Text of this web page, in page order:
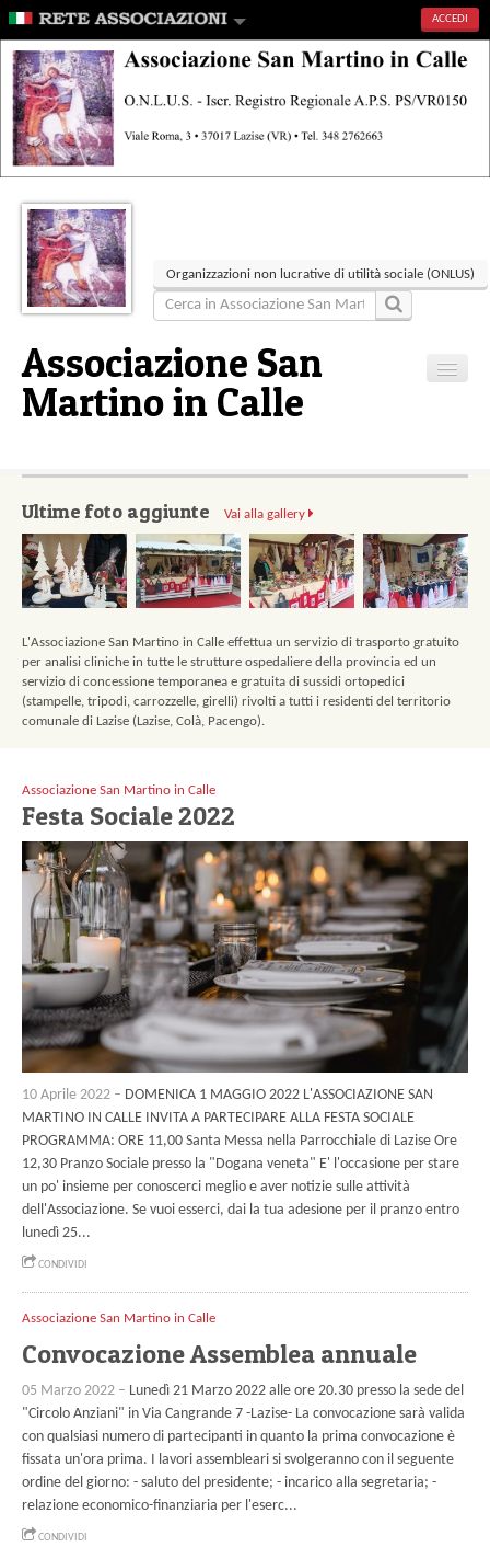
ACCEDI
Organizzazioni non lucrative di utilità sociale (ONLUS)
Associazione San
Martino in Calle
Articoli
Eventi
Gallerie
Contatti
Pagine
Ultime foto aggiunte Vai alla gallery
L'Associazione San Martino in Calle effettua un servizio di trasporto gratuito
per analisi cliniche in tutte le strutture ospedaliere della provincia ed un
servizio di concessione temporanea e gratuita di sussidi ortopedici
(stampelle, tripodi, carrozzelle, girelli) rivolti a tutti i residenti del territorio
comunale di Lazise (Lazise, Colà, Pacengo).
Associazione San Martino in Calle
Festa Sociale 2022
10 Aprile 2022 – DOMENICA 1 MAGGIO 2022 L'ASSOCIAZIONE SAN
MARTINO IN CALLE INVITA A PARTECIPARE ALLA FESTA SOCIALE
PROGRAMMA: ORE 11,00 Santa Messa nella Parrocchiale di Lazise Ore
12,30 Pranzo Sociale presso la "Dogana veneta" E' l'occasione per stare
un po' insieme per conoscerci meglio e aver notizie sulle attività
dell'Associazione. Se vuoi esserci, dai la tua adesione per il pranzo entro
lunedì 25...
CONDIVIDI
Associazione San Martino in Calle
Convocazione Assemblea annuale
05 Marzo 2022 – Lunedì 21 Marzo 2022 alle ore 20.30 presso la sede del
"Circolo Anziani" in Via Cangrande 7 -Lazise- La convocazione sarà valida
con qualsiasi numero di partecipanti in quanto la prima convocazione è
fissata un'ora prima. I lavori assembleari si svolgeranno con il seguente
ordine del giorno: - saluto del presidente; - incarico alla segretaria; -
relazione economico-finanziaria per l'eserc...
CONDIVIDI